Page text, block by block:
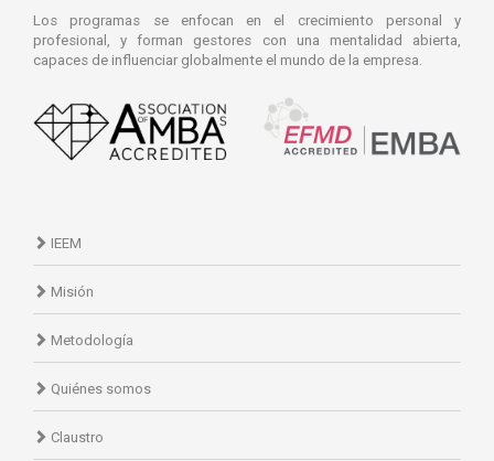
Los programas se enfocan en el crecimiento personal y
profesional, y forman gestores con una mentalidad abierta,
capaces de influenciar globalmente el mundo de la empresa.
IEEM
Misión
Metodología
Quiénes somos
Claustro